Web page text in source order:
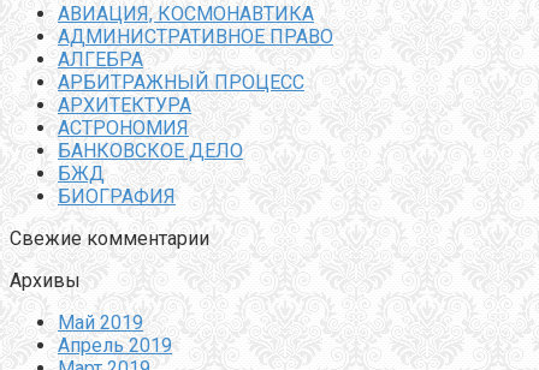
АВИАЦИЯ, КОСМОНАВТИКА
АДМИНИСТРАТИВНОЕ ПРАВО
АЛГЕБРА
АРБИТРАЖНЫЙ ПРОЦЕСС
АРХИТЕКТУРА
АСТРОНОМИЯ
БАНКОВСКОЕ ДЕЛО
БЖД
БИОГРАФИЯ
Свежие комментарии
Архивы
Май 2019
Апрель 2019